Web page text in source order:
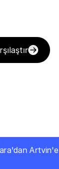
Artvin'e